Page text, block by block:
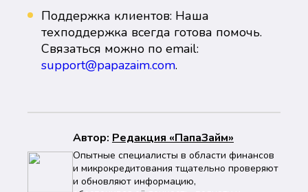
Поддержка клиентов: Наша
техподдержка всегда готова помочь.
Связаться можно по email:
support@papazaim.com.
Автор: Peдaкция «ПапаЗайм»
Опытные специалисты в области финансов
и микрокредитования тщательно проверяют
и обновляют информацию,